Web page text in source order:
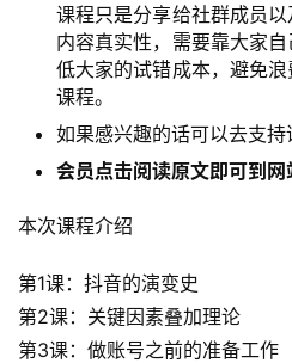
课程只是分享给社群成员
内容真实性，需要靠大家
低大家的试错成本，避免
课程。
如果感兴趣的话可以去支持
会员点击阅读原文即可到网
本次课程介绍
第1课：抖音的演变史
第2课：关键因素叠加理论
第3课：做账号之前的准备工作